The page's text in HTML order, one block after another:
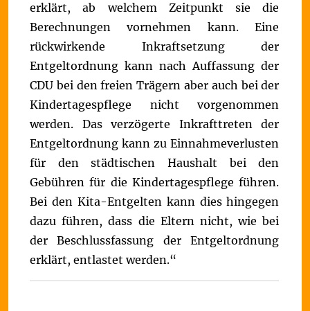
erklärt, ab welchem Zeitpunkt sie die
Berechnungen vornehmen kann.Eine
rückwirkende Inkraftsetzung der
Entgeltordnung kann nach Auffassung der
CDU bei den freien Trägern aber auch bei der
Kindertagespflege nicht vorgenommen
werden. Das verzögerte Inkrafttreten der
Entgeltordnung kann zu Einnahmeverlusten
für den städtischen Haushalt bei den
Gebühren für die Kindertagespflege führen.
Bei den Kita-Entgelten kann dies hingegen
dazu führen, dass die Eltern nicht, wie bei
der Beschlussfassung der Entgeltordnung
erklärt, entlastet werden.“